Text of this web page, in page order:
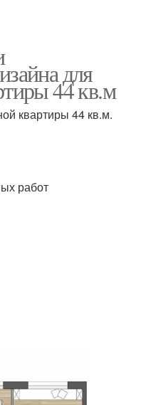
для
44 кв.м
квартиры 44 кв.м.
работ